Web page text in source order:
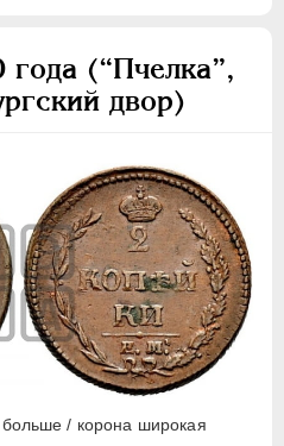
(“Пчелка”,
двор)
/ корона широкая